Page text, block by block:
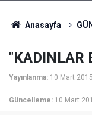
Anasayfa
"KADINLAR
Yayınlanma: 10 Mart
Güncelleme: 10 Mart